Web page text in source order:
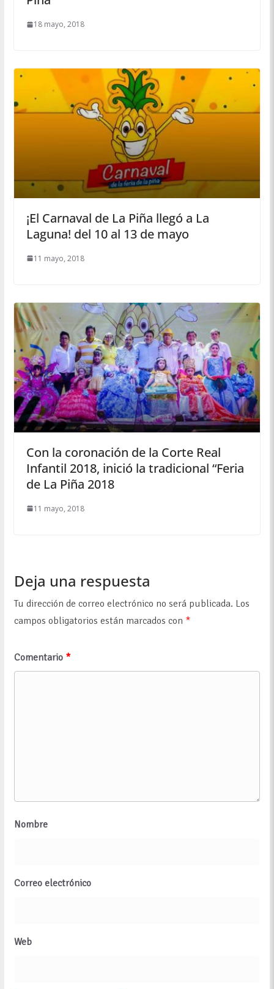
18 mayo, 2018
¡El Carnaval de La Piña llegó a La
Laguna! del 10 al 13 de mayo
11 mayo, 2018
Con la coronación de la Corte Real
Infantil 2018, inició la tradicional “Feria
de La Piña 2018
11 mayo, 2018
Deja una respuesta
Tu dirección de correo electrónico no será publicada. Los
campos obligatorios están marcados con *
Comentario *
Nombre
Correo electrónico
Web